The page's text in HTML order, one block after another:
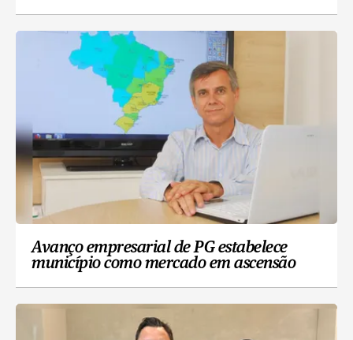
Avanço empresarial de PG estabelece
município como mercado em ascensão